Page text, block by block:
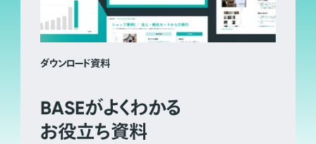
ダウンロード資料
BASEがよくわかる
お役立ち資料